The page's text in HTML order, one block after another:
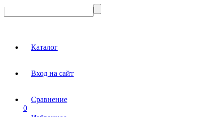
Каталог
Вход на сайт
Сравнение
0